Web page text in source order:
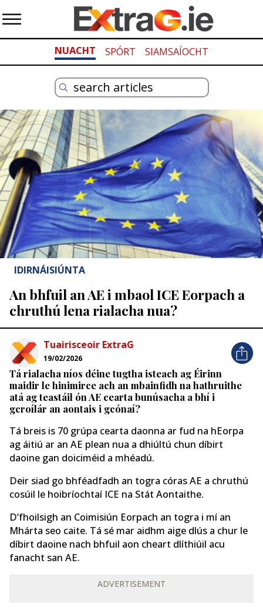
NUACHT SPÓRT SIAMSAÍOCHT
IDIRNÁISIÚNTA
An bhfuil an AE i mbaol ICE Eorpach a
chruthú lena rialacha nua?
Tuairisceoir ExtraG
19/02/2026
Tá rialacha níos déine tugtha isteach ag Éirinn
maidir le hinimirce ach an mbainfidh na hathruithe
atá ag teastáil ón AE cearta bunúsacha a bhí i
gcroílár an aontais i gcónaí?
Tá breis is 70 grúpa cearta daonna ar fud na hEorpa
ag áitiú ar an AE plean nua a dhiúltú chun díbirt
daoine gan doiciméid a mhéadú.
Deir siad go bhféadfadh an togra córas AE a chruthú
cosúil le hoibríochtaí ICE na Stát Aontaithe.
D’fhoilsigh an Coimisiún Eorpach an togra i mí an
Mhárta seo caite. Tá sé mar aidhm aige dlús a chur le
díbirt daoine nach bhfuil aon cheart dlíthiúil acu
fanacht san AE.
ADVERTISEMENT